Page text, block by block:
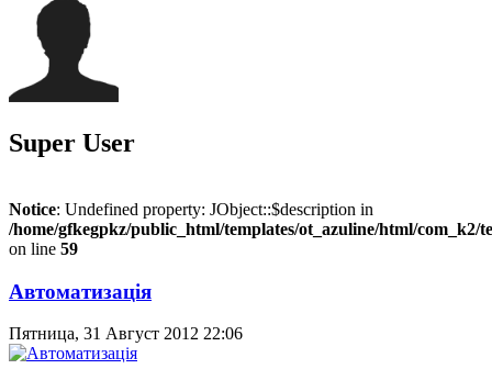
Super User
Notice: Undefined property: JObject::$description in
/home/gfkegpkz/public_html/templates/ot_azuline/html/com_k2/
on line 59
Автоматизація
Пятница, 31 Август 2012 22:06